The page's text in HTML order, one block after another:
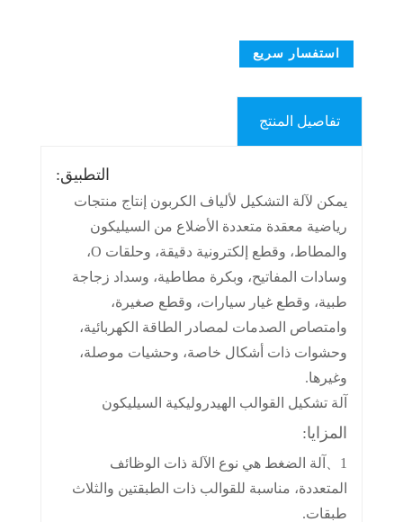
استفسار سريع
تفاصيل المنتج
التطبيق:
يمكن لآلة التشكيل لألياف الكربون إنتاج منتجات
رياضية معقدة متعددة الأضلاع من السيليكون
والمطاط، وقطع إلكترونية دقيقة، وحلقات O،
وسادات المفاتيح، وبكرة مطاطية، وسداد زجاجة
طبية، وقطع غيار سيارات، وقطع صغيرة،
وامتصاص الصدمات لمصادر الطاقة الكهربائية،
وحشوات ذات أشكال خاصة، وحشيات موصلة،
وغيرها.
آلة تشكيل القوالب الهيدروليكية السيليكون
المزايا:
1、آلة الضغط هي نوع الآلة ذات الوظائف
المتعددة، مناسبة للقوالب ذات الطبقتين والثلاث
طبقات.